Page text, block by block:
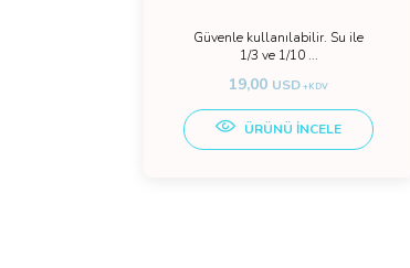
Güvenle kullanılabilir. Su ile
1/3 ve 1/10 ...
19,00 USD+KDV
ÜRÜNÜ İNCELE